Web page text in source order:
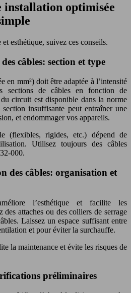
installation optimisée
esthétique, suivez ces conseils.
câbles: section et type
en mm²) doit être adaptée à l’intensité
sections de câbles en fonction de
circuit est disponible dans la norme
insuffisante peut entraîner une
et endommager vos appareils.
(flexibles, rigides, etc.) dépend de
Utilisez toujours des câbles
000.
des câbles: organisation et
l’esthétique et facilite les
attaches ou des colliers de serrage
Laissez un espace suffisant entre
et pour éviter la surchauffe.
la maintenance et évite les risques de
préliminaires